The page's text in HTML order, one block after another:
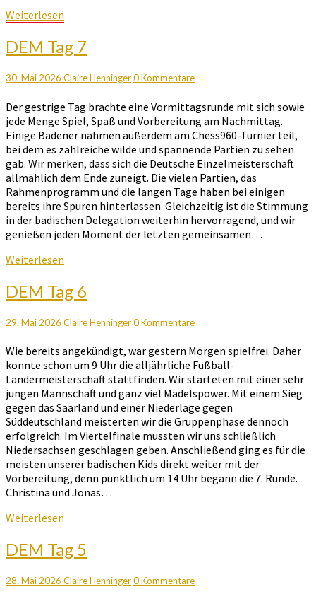
Weiterlesen
DEM
Tag
7
DEM Tag 7
30. Mai 2026 Claire HenningerKommentare
0 Kommentare
Der gestrige Tag brachte eine Vormittagsrunde mit sich sowie
jede Menge Spiel, Spaß und Vorbereitung am Nachmittag.
Einige Badener nahmen außerdem am Chess960-Turnier teil,
bei dem es zahlreiche wilde und spannende Partien zu sehen
gab. Wir merken, dass sich die Deutsche Einzelmeisterschaft
allmählich dem Ende zuneigt. Die vielen Partien, das
Rahmenprogramm und die langen Tage haben bei einigen
bereits ihre Spuren hinterlassen. Gleichzeitig ist die Stimmung
in der badischen Delegation weiterhin hervorragend, und wir
genießen jeden Moment der letzten gemeinsamen…
Weiterlesen
DEM
Tag
DEM Tag 6
29. Mai 2026 Claire HenningerKommentare
0 Kommentare
Wie bereits angekündigt, war gestern Morgen spielfrei. Daher
konnte schon um 9 Uhr die alljährliche Fußball-
Ländermeisterschaft stattfinden. Wir starteten mit einer sehr
jungen Mannschaft und ganz viel Mädelspower. Mit einem Sieg
gegen das Saarland und einer Niederlage gegen
Süddeutschland meisterten wir die Gruppenphase dennoch
erfolgreich. Im Viertelfinale mussten wir uns schließlich
Niedersachsen geschlagen geben. Anschließend ging es für die
meisten unserer badischen Kids direkt weiter mit der
Vorbereitung, denn pünktlich um 14 Uhr begann die 7. Runde.
Christina und Jonas…
Weiterlesen
DEM
Tag
DEM Tag 5
28. Mai 2026 Claire HenningerKommentare
0 Kommentare